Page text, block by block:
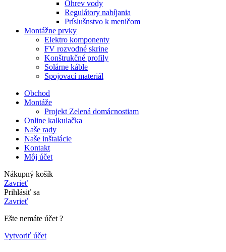
Ohrev vody
Regulátory nabíjania
Príslušnstvo k meničom
Montážne prvky
Elektro komponenty
FV rozvodné skrine
Konštrukčné profily
Solárne káble
Spojovací materiál
Obchod
Montáže
Projekt Zelená domácnostiam
Online kalkulačka
Naše rady
Naše inštalácie
Kontakt
Môj účet
Nákupný košík
Zavrieť
Prihlásiť sa
Zavrieť
Ešte nemáte účet ?
Vytvoriť účet